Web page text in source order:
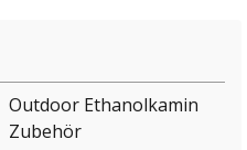
Outdoor Ethanolkamin
Zubehör